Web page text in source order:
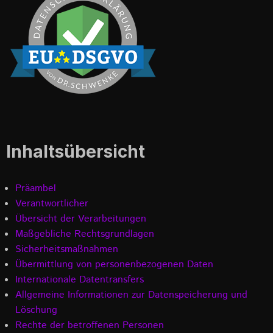
Inhaltsübersicht
Präambel
Verantwortlicher
Übersicht der Verarbeitungen
Maßgebliche Rechtsgrundlagen
Sicherheitsmaßnahmen
Übermittlung von personenbezogenen Daten
Internationale Datentransfers
Allgemeine Informationen zur Datenspeicherung und
Löschung
Rechte der betroffenen Personen